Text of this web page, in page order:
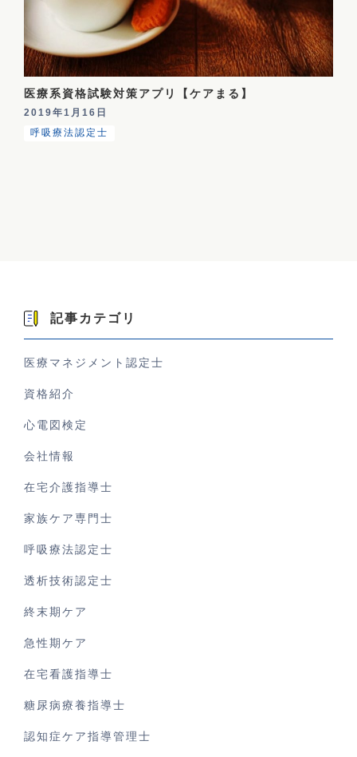
医療系資格試験対策アプリ【ケアまる】
2019年1月16日
呼吸療法認定士
記事カテゴリ
医療マネジメント認定士
資格紹介
心電図検定
会社情報
在宅介護指導士
家族ケア専門士
呼吸療法認定士
透析技術認定士
終末期ケア
急性期ケア
在宅看護指導士
糖尿病療養指導士
認知症ケア指導管理士